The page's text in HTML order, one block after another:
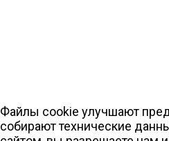
Файлы cookie улучшают
собирают технические